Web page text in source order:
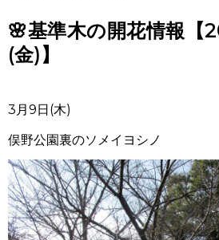
🌸基準木の開花情報【
(金)】
3月9日(木)
俣野公園裏のソメイヨシノ